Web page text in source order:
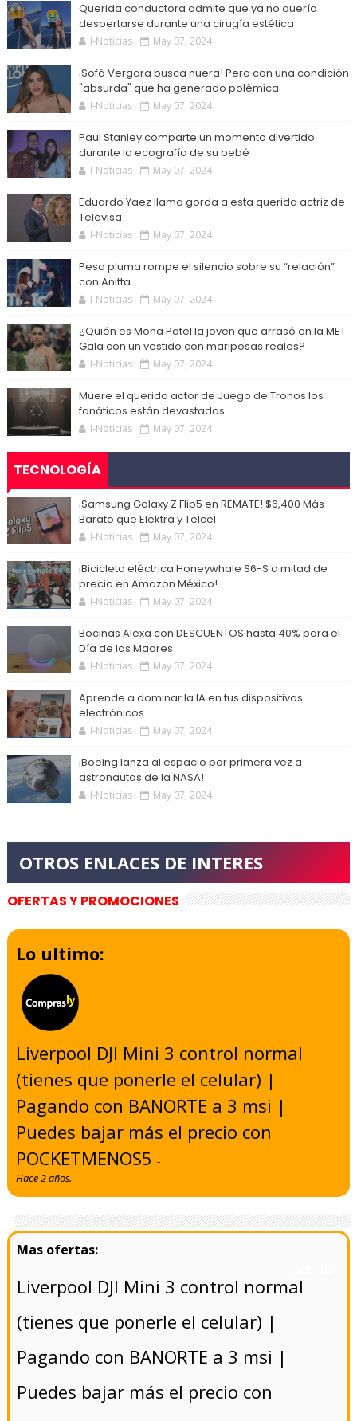
Querida conductora admite que ya no quería
despertarse durante una cirugía estética
I-Noticias May 07, 2024
¡Sofá Vergara busca nuera! Pero con una condición
"absurda" que ha generado polémica
I-Noticias May 07, 2024
Paul Stanley comparte un momento divertido
durante la ecografía de su bebé
I-Noticias May 07, 2024
Eduardo Yaez llama gorda a esta querida actriz de
Televisa
I-Noticias May 07, 2024
Peso pluma rompe el silencio sobre su “relación”
con Anitta
I-Noticias May 07, 2024
¿Quién es Mona Patel la joven que arrasó en la MET
Gala con un vestido con mariposas reales?
I-Noticias May 07, 2024
Muere el querido actor de Juego de Tronos los
fanáticos están devastados
I-Noticias May 07, 2024
TECNOLOGÍA
¡Samsung Galaxy Z Flip5 en REMATE! $6,400 Más
Barato que Elektra y Telcel
I-Noticias May 07, 2024
¡Bicicleta eléctrica Honeywhale S6-S a mitad de
precio en Amazon México!
I-Noticias May 07, 2024
Bocinas Alexa con DESCUENTOS hasta 40% para el
Día de las Madres
I-Noticias May 07, 2024
Aprende a dominar la IA en tus dispositivos
electrónicos
I-Noticias May 07, 2024
¡Boeing lanza al espacio por primera vez a
astronautas de la NASA!
I-Noticias May 07, 2024
OFERTAS Y PROMOCIONES
Lo ultimo:
Liverpool DJI Mini 3 control normal
(tienes que ponerle el celular) |
Pagando con BANORTE a 3 msi |
Puedes bajar más el precio con
POCKETMENOS5-
Hace 2 años.
Liverpool DJI Mini 3 control normal
(tienes que ponerle el celular) |
Pagando con BANORTE a 3 msi |
Puedes bajar más el precio con